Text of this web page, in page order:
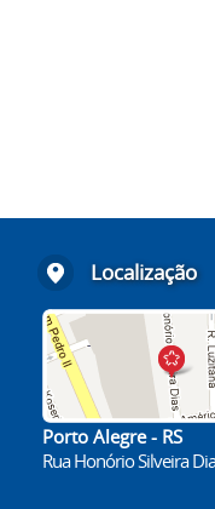
Localização
Porto Alegre - RS
Rua Honório Silveira